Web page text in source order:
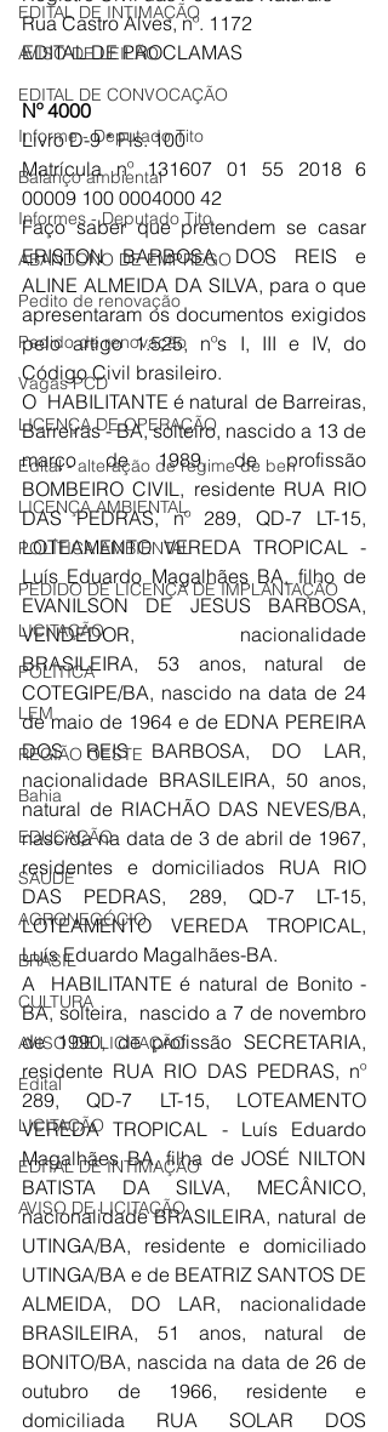
EDITAL DE INTIMAÇÃO
AVISO DE LEILÃO
EDITAL DE CONVOCAÇÃO
Informe - Deputado Tito
Balanço ambiental
Informes - Deputado Tito
ABANDONO DE EMPREGO
Pedito de renovação
Pedido de renovação
Vagas PCD
LICENÇA DE OPERAÇÃO
Edital - alteração de regime de ben
LICENÇA AMBIENTAL
POLÍTICA AMBIENTAL
PEDIDO DE LICENÇA DE IMPLANTAÇÃO
LICITAÇÃO
POLÍTICA
LEM
REGIÃO OESTE
Bahia
EDUCAÇÃO
SAÚDE
AGRONEGÓCIO
BRASIL
CULTURA
AVISO DE LICITAÇÃO
Edital
LICITAÇÃO
EDITAL DE INTIMAÇÃO
AVISO DE LICITAÇÃO
Rua Castro Alves, nº. 1172
EDITAL DE PROCLAMAS
Nº 4000
Livro D-9 * Fls. 100
Matrícula nº 131607 01 55 2018 6
00009 100 0004000 42
Faço saber que pretendem se casar
ERISTON BARBOSA DOS REIS e
ALINE ALMEIDA DA SILVA, para o que
apresentaram os documentos exigidos
pelo artigo 1.525, nºs I, III e IV, do
Código Civil brasileiro.
O  HABILITANTE é natural de Barreiras,
Barreiras - BA, solteiro, nascido a 13 de
março de 1989, de profissão
BOMBEIRO CIVIL, residente RUA RIO
DAS PEDRAS, nº 289, QD-7 LT-15,
LOTEAMENTO VEREDA TROPICAL -
Luís Eduardo Magalhães BA, filho de
EVANILSON DE JESUS BARBOSA,
VENDEDOR, nacionalidade
BRASILEIRA, 53 anos, natural de
COTEGIPE/BA, nascido na data de 24
de maio de 1964 e de EDNA PEREIRA
DOS REIS BARBOSA, DO LAR,
nacionalidade BRASILEIRA, 50 anos,
natural de RIACHÃO DAS NEVES/BA,
nascida na data de 3 de abril de 1967,
residentes e domiciliados RUA RIO
DAS PEDRAS, 289, QD-7 LT-15,
LOTEAMENTO VEREDA TROPICAL,
Luís Eduardo Magalhães-BA.
A  HABILITANTE é natural de Bonito -
BA, solteira,  nascido a 7 de novembro
de 1990, de profissão SECRETARIA,
residente RUA RIO DAS PEDRAS, nº
289, QD-7 LT-15, LOTEAMENTO
VEREDA TROPICAL - Luís Eduardo
Magalhães BA, filha de JOSÉ NILTON
BATISTA DA SILVA, MECÂNICO,
nacionalidade BRASILEIRA, natural de
UTINGA/BA, residente e domiciliado
UTINGA/BA e de BEATRIZ SANTOS DE
ALMEIDA, DO LAR, nacionalidade
BRASILEIRA, 51 anos, natural de
BONITO/BA, nascida na data de 26 de
outubro de 1966, residente e
domiciliada RUA SOLAR DOS